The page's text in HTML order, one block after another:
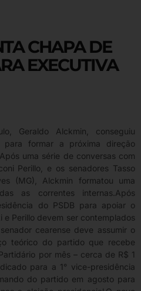
CHAPA DE
EXECUTIVA
Geraldo Alckmin, conseguiu
formar a próxima direção
uma série de conversas com
Perillo, e os senadores Tasso
(MG), Alckmin formatou uma
as correntes internas.Após
do PSDB para apoiar o
Perillo devem ser contemplados
cearense deve assumir o
teórico do partido que recebe
por mês – cerca de R$ 1
para a 1° vice-presidência
do partido em agosto para